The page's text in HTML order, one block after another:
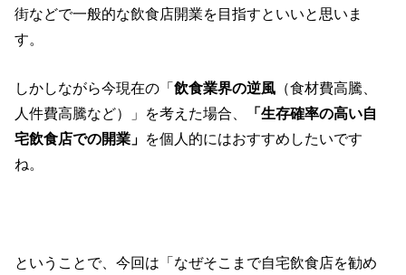
街などで一般的な飲食店開業を目指すといいと思いま
す。
しかしながら今現在の「飲食業界の逆風 （食材費高騰、
人件費高騰など）」を考えた場合、
「生存確率の高い自
宅飲食店での開業」 を個人的にはおすすめしたいです
ね。
ということで、今回は「なぜそこまで自宅飲食店を勧め